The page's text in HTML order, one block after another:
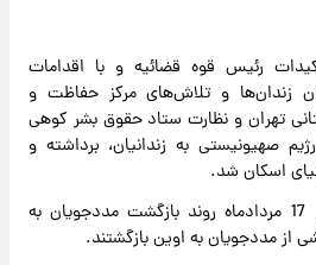
رئیس قوه قضائیه و با اقدامات
زندان‌ها و تلاش‌های مرکز حفاظت و
تهران و نظارت ستاد حقوق بشر کوهی
صهیونیستی به زندانیان، برداشته و
اسکان شد.
برهمین اساس صبح امروز 17 مردادماه روند بازگشت مددجویان به
از مددجویان به اوین بازگشتند.